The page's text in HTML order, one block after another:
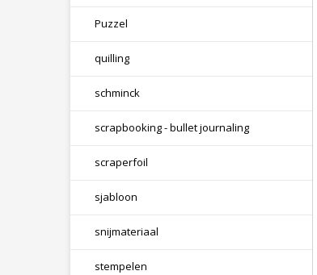
Puzzel
quilling
schminck
scrapbooking - bullet journaling
scraperfoil
sjabloon
snijmateriaal
stempelen